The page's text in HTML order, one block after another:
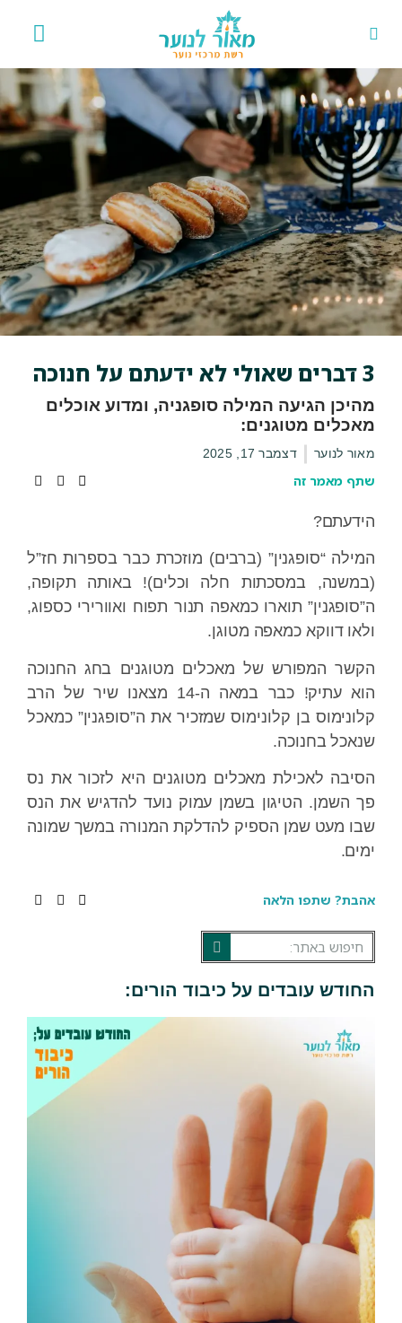
3 דברים שאולי לא ידעתם על חנוכה
מהיכן הגיעה המילה סופגניה, ומדוע אוכלים
מאכלים מטוגנים:
מאור לנוער דצמבר 17, 2025
שתף מאמר זה
הידעתם?
המילה “סופגנין” (ברבים) מוזכרת כבר בספרות חז”ל
(במשנה, במסכתות חלה וכלים)! באותה תקופה,
ה”סופגנין” תוארו כמאפה תנור תפוח ואוורירי כספוג,
ולאו דווקא כמאפה מטוגן.
הקשר המפורש של מאכלים מטוגנים בחג החנוכה
הוא עתיק! כבר במאה ה-14 מצאנו שיר של הרב
קלונימוס בן קלונימוס שמזכיר את ה”סופגנין” כמאכל
שנאכל בחנוכה.
הסיבה לאכילת מאכלים מטוגנים היא לזכור את נס
פך השמן. הטיגון בשמן עמוק נועד להדגיש את הנס
שבו מעט שמן הספיק להדלקת המנורה במשך שמונה
ימים.
אהבת? שתפו הלאה
החודש עובדים על כיבוד הורים: